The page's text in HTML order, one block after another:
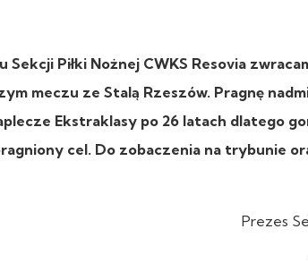
Piłki Nożnej CWKS Resovia
meczu ze Stalą Rzeszów. Pragnę
Ekstraklasy po 26 latach dlatego
cel. Do zobaczenia na trybunie
Prezes